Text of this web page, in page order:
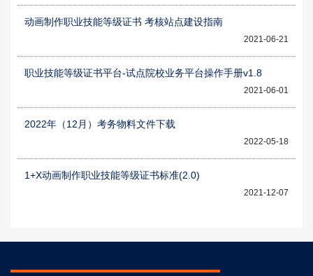
动画制作职业技能等级证书 考核站点建设指南
2021-06-21
职业技能等级证书平台-试点院校业务平台操作手册v1.8
2021-06-01
2022年（12月）考务物料文件下载
2022-05-18
1+X动画制作职业技能等级证书标准(2.0)
2021-12-07